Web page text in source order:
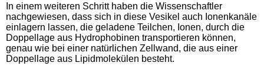
In einem weiteren Schritt haben die Wissenschaftler
nachgewiesen, dass sich in diese Vesikel auch Ionenkanäle
einlagern lassen, die geladene Teilchen, Ionen, durch die
Doppellage aus Hydrophobinen transportieren können,
genau wie bei einer natürlichen Zellwand, die aus einer
Doppellage aus Lipidmolekülen besteht.